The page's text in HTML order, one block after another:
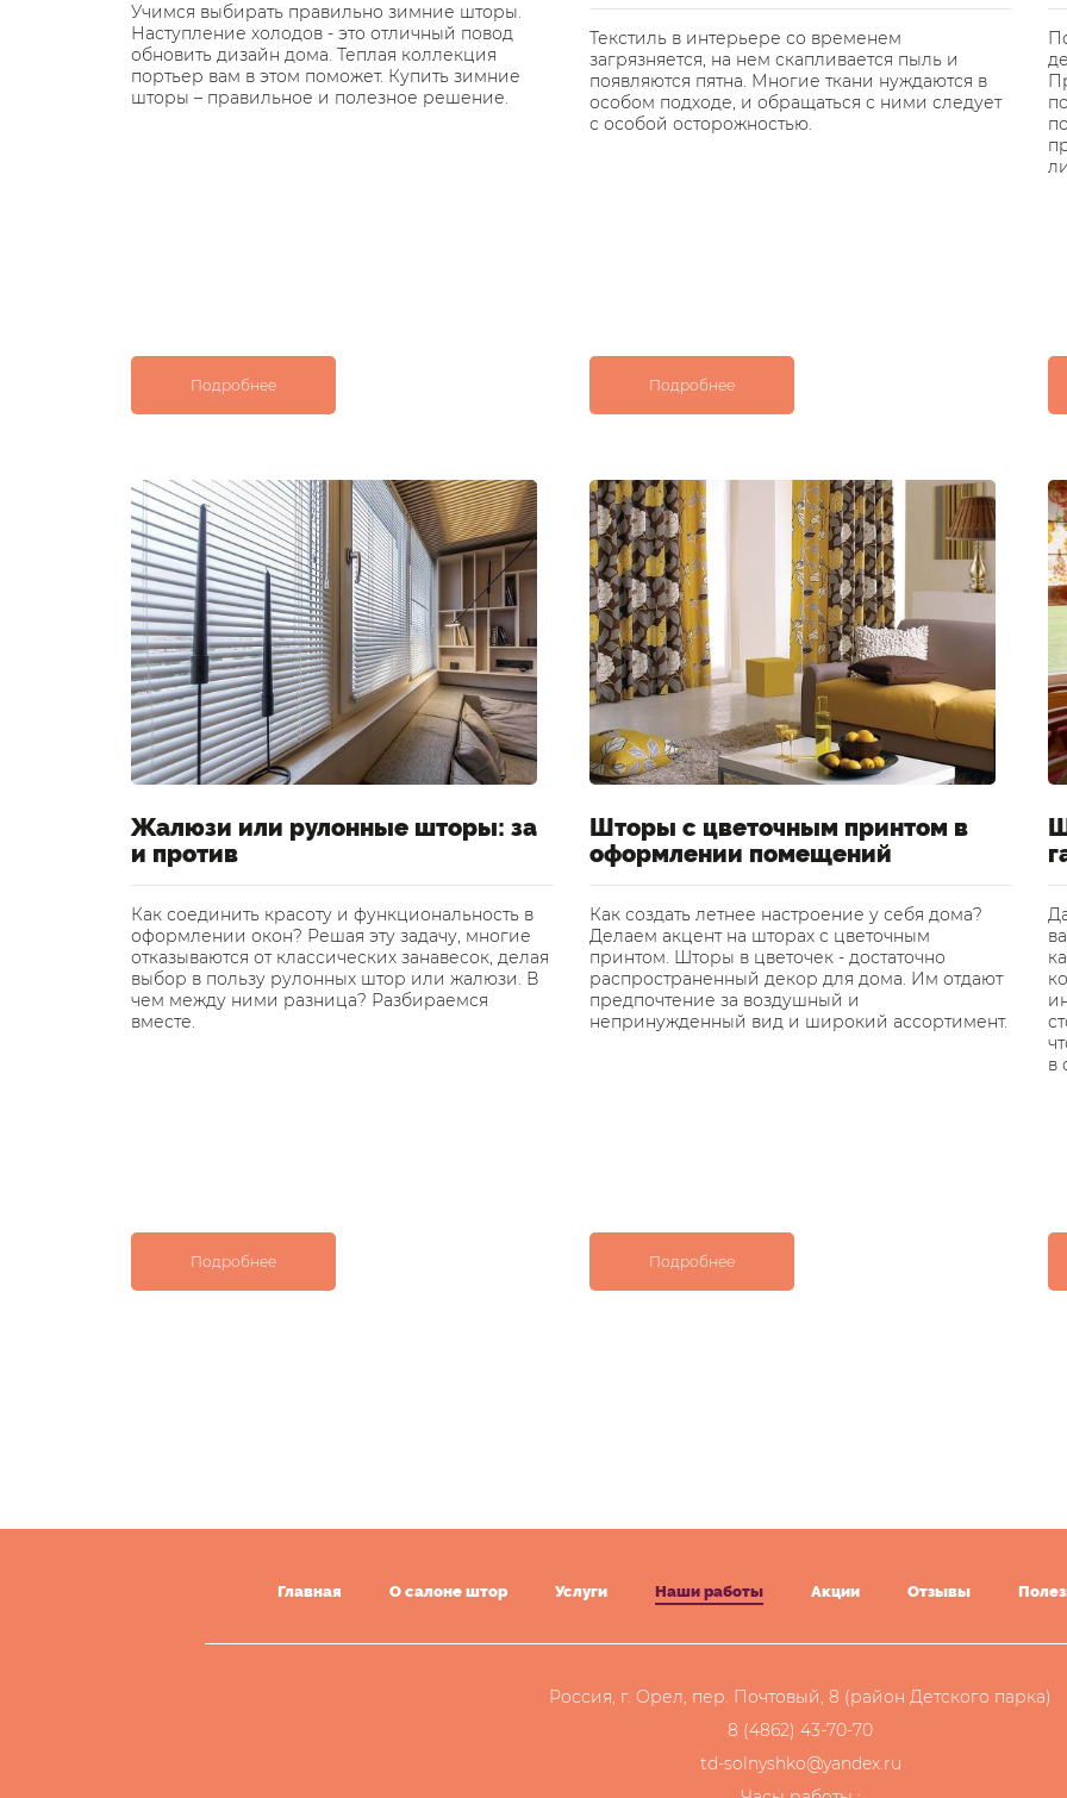
Учимся выбирать правильно зимние шторы.
Наступление холодов - это отличный повод
обновить дизайн дома. Теплая коллекция
портьер вам в этом поможет. Купить зимние
шторы – правильное и полезное решение.
Подробнее
Жалюзи или рулонные шторы: за
и против
Как соединить красоту и функциональность в
оформлении окон? Решая эту задачу, многие
отказываются от классических занавесок, делая
выбор в пользу рулонных штор или жалюзи. В
чем между ними разница? Разбираемся
вместе.
Подробнее
Текстиль в интерьере со временем
загрязняется, на нем скапливается пыль и
появляются пятна. Многие ткани нуждаются в
особом подходе, и обращаться с ними следует
с особой осторожностью.
Подробнее
Шторы с цветочным принтом в
оформлении помещений
Как создать летнее настроение у себя дома?
Делаем акцент на шторах с цветочным
принтом. Шторы в цветочек - достаточно
распространенный декор для дома. Им отдают
предпочтение за воздушный и
непринужденный вид и широкий ассортимент.
Подробнее
в
Главная О салоне штор Услуги Наши работы Акции Отзывы
Россия, г. Орел, пер. Почтовый, 8 (район Детского парка)
8 (4862) 43-70-70
td-solnyshko@yandex.ru